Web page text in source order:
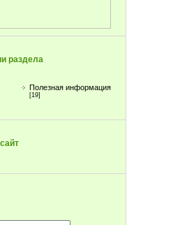
раздела
Полезная информация
[19]